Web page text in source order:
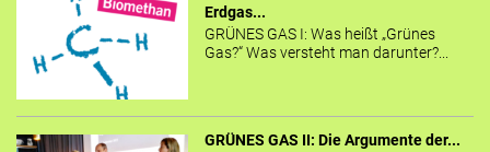
Erdgas...
GRÜNES GAS I: Was heißt „Grünes
Gas?“ Was versteht man darunter?...
GRÜNES GAS II: Die Argumente der...